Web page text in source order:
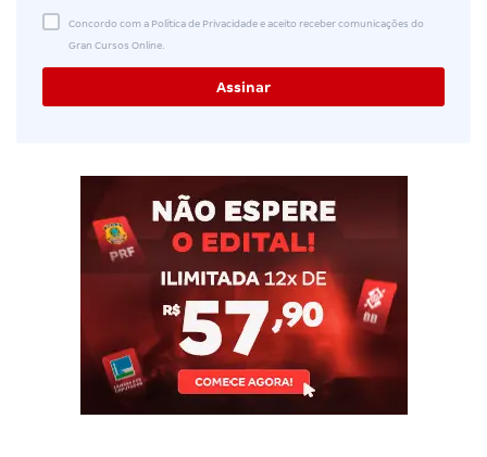
Concordo com a Política de Privacidade e aceito receber comunicações do
Gran Cursos Online.